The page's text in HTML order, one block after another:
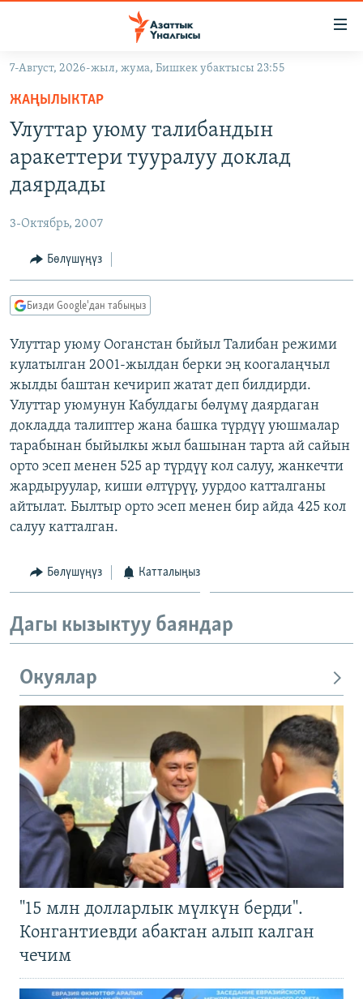
Навигацияга
өтүңүз
Издөөгө
салыңызКЫРГЫЗСТАН
МАДАНИЯТ
ДҮЙНӨ
УКРАИНА
ТВ ПРОГРАММАЛАР
БҮГҮН АЗАТТЫКТА
ДАНИСТЕ
ЭЖЕ-СИҢДИЛЕР
АЗАТТЫК+
ЫҢГАЙСЫЗ СУРООЛОР
ПОДКАСТ
ОНЛАЙН ШЕРИНЕ
ЭЕ/АРнун бардык сайттары
7-Август, 2026-жыл, жума, Бишкек убактысы 23:55
ЖАҢЫЛЫКТАР
Улуттар уюму талибандын
аракеттери тууралуу доклад
даярдады
3-Октябрь, 2007
Бөлүшүңүз
Бизди Google'дан табыңыз
Улуттар уюму Ооганстан быйыл Талибан режими
кулатылган 2001-жылдан берки эң коогалаңчыл
жылды баштан кечирип жатат деп билдирди.
Улуттар уюмунун Кабулдагы бөлүмү даярдаган
докладда талиптер жана башка түрдүү уюшмалар
тарабынан быйылкы жыл башынан тарта ай сайын
орто эсеп менен 525 ар түрдүү кол салуу, жанкечти
жардыруулар, киши өлтүрүү, уурдоо катталганы
айтылат. Былтыр орто эсеп менен бир айда 425 кол
салуу катталган.
Бөлүшүңүз Катталыңыз
Дагы кызыктуу баяндар
Окуялар
"15 млн долларлык мүлкүн берди".
Конгантиевди абактан алып калган
чечим